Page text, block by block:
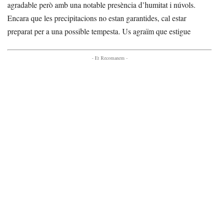
agradable però amb una notable presència d’humitat i núvols.
Encara que les precipitacions no estan garantides, cal estar
preparat per a una possible tempesta. Us agraïm que estigue
- Et Recomanem -